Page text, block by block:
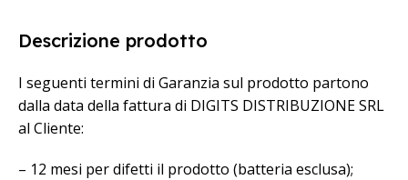
Descrizione prodotto
I seguenti termini di Garanzia sul prodotto partono
dalla data della fattura di DIGITS DISTRIBUZIONE SRL
al Cliente:
– 12 mesi per difetti il prodotto (batteria esclusa);